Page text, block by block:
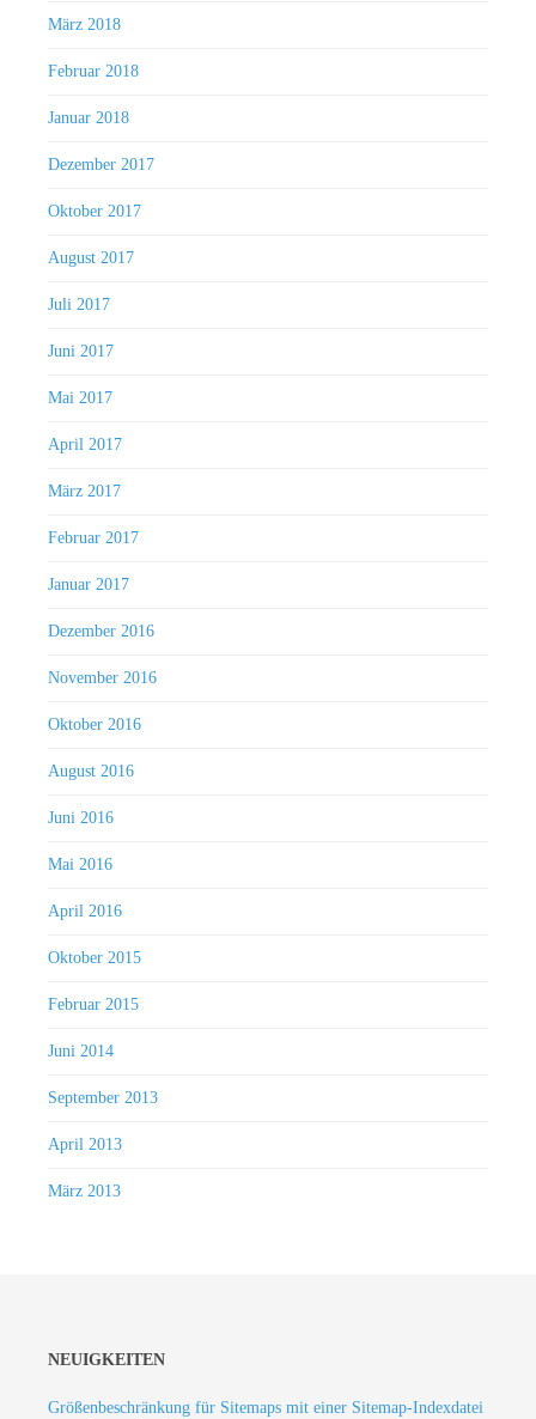
März 2018
Februar 2018
Januar 2018
Dezember 2017
Oktober 2017
August 2017
Juli 2017
Juni 2017
Mai 2017
April 2017
März 2017
Februar 2017
Januar 2017
Dezember 2016
November 2016
Oktober 2016
August 2016
Juni 2016
Mai 2016
April 2016
Oktober 2015
Februar 2015
Juni 2014
September 2013
April 2013
März 2013
NEUIGKEITEN
Größenbeschränkung für Sitemaps mit einer Sitemap-Indexdatei